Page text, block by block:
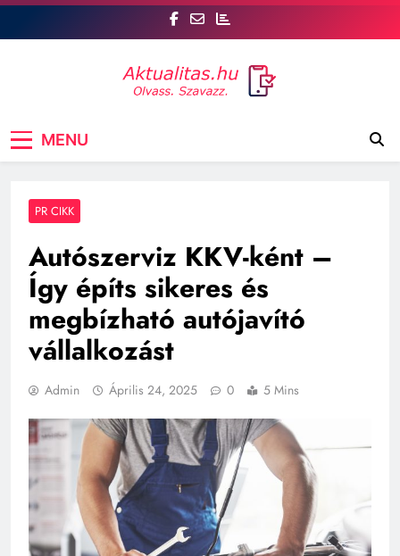
Skip
szóhoz juthatsz! tt, a legfrissebb hírek mellett a
véleményed is számít. Szavazz, vitázz, és
MENU
PR CIKK
Autószerviz KKV-ként –
Így építs sikeres és
megbízható autójavító
vállalkozást
Admin Április 24, 2025 0 5 Mins